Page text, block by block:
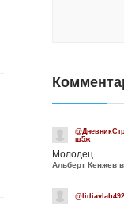
ш5ж
Молодец
Альберт Кенжев